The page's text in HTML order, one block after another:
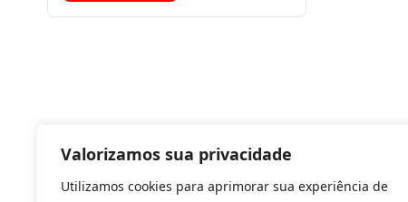
Valorizamos sua privacidade
Utilizamos cookies para aprimorar sua experiência de